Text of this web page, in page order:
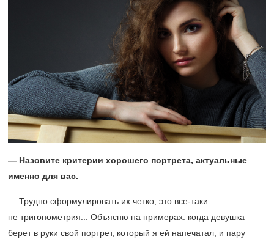
— Назовите критерии хорошего портрета, актуальные
именно для вас.
— Трудно сформулировать их четко, это все-таки
не тригонометрия... Объясню на примерах: когда девушка
берет в руки свой портрет, который я ей напечатал, и пару